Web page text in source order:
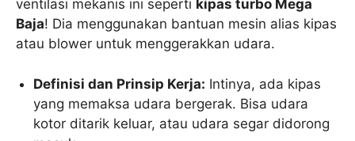
ventilasi mekanis ini seperti kipas turbo Mega
Baja! Dia menggunakan bantuan mesin alias kipas
atau blower untuk menggerakkan udara.
Definisi dan Prinsip Kerja: Intinya, ada kipas
yang memaksa udara bergerak. Bisa udara
kotor ditarik keluar, atau udara segar didorong